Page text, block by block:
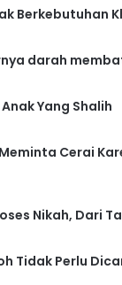
Berkebutuhan
darah
Yang Shalih
Cerai
Nikah, Dari
Tidak Perlu